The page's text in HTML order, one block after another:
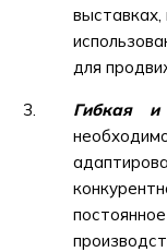
выставках,
для
Гибкая и